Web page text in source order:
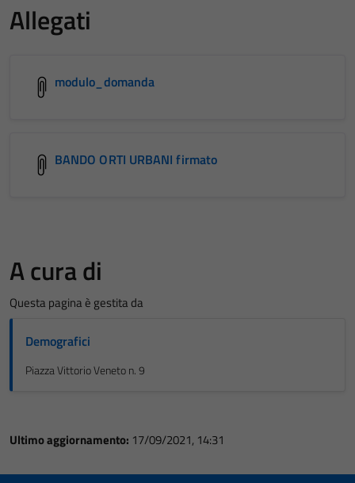
Allegati
modulo_domanda
BANDO ORTI URBANI firmato
A cura di
Questa pagina è gestita da
Demografici
Piazza Vittorio Veneto n. 9
Ultimo aggiornamento: 17/09/2021, 14:31